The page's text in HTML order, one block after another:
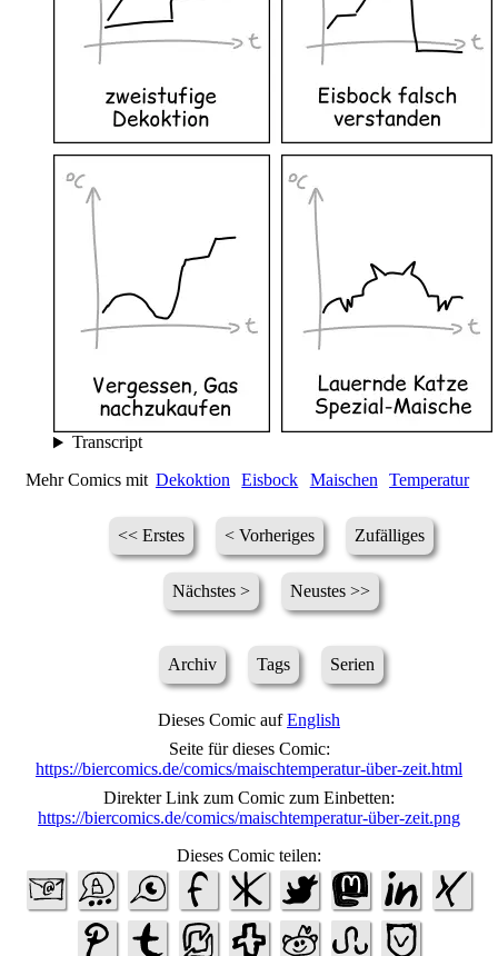
Transcript
Mehr Comics mit Dekoktion Eisbock Maischen Temperatur
<< Erstes < Vorheriges Zufälliges
Nächstes > Neustes >>
Archiv Tags Serien
Dieses Comic aufEnglish
Seite für dieses Comic:
https://biercomics.de/comics/maischtemperatur-über-zeit.html
Direkter Link zum Comic zum Einbetten:
https://biercomics.de/comics/maischtemperatur-über-zeit.png
Dieses Comic teilen: